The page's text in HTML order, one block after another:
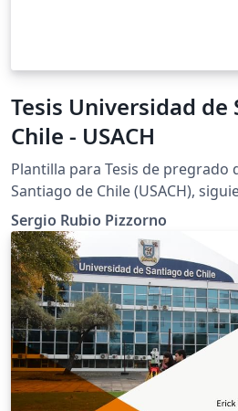
Tesis Universidad de
Chile - USACH
Plantilla para Tesis de pregrado
Santiago de Chile (USACH),
definidos por la Manual de
la página www.zergiorubio.org
de este template. Para más
paquetes empleados y sus
http://www.zergiorubio.org/
Sergio Rubio Pizzorno